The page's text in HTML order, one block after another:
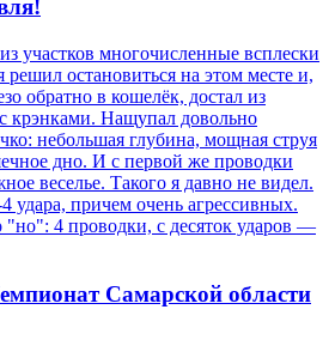
участков многочисленные всплески
решил остановиться на этом месте и,
обратно в кошелёк, достал из
крэнками. Нащупал довольно
небольшая глубина, мощная струя
дно. И с первой же проводки
веселье. Такого я давно не видел.
удара, причем очень агрессивных.
4 проводки, с десяток ударов —
Самарской области